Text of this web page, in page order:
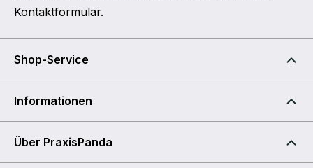
Kontaktformular.
Shop-Service
Informationen
Über PraxisPanda